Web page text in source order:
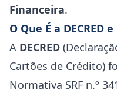
Financeira.
O Que É a DECRED
A DECRED
Cartões de Crédito)
Normativa SRF n.º